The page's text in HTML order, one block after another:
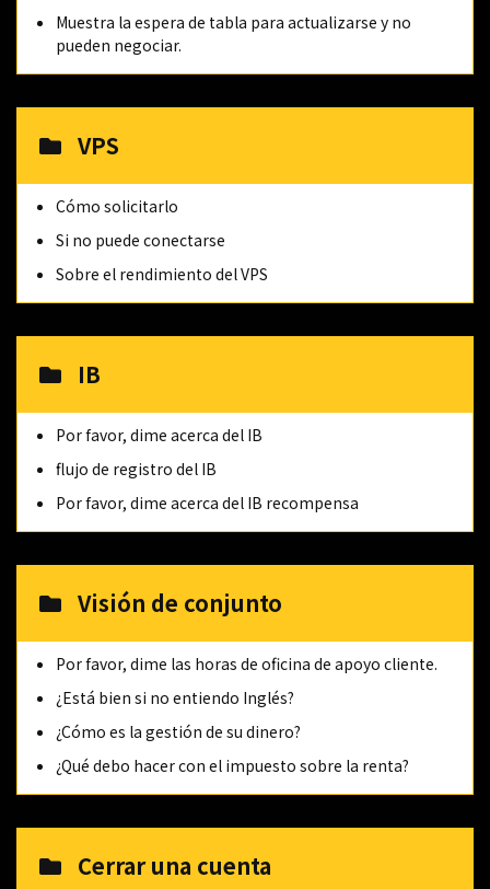
Muestra la espera de tabla para actualizarse y no
pueden negociar.
VPS
Cómo solicitarlo
Si no puede conectarse
Sobre el rendimiento del VPS
IB
Por favor, dime acerca del IB
flujo de registro del IB
Por favor, dime acerca del IB recompensa
Visión de conjunto
Por favor, dime las horas de oficina de apoyo cliente.
¿Está bien si no entiendo Inglés?
¿Cómo es la gestión de su dinero?
¿Qué debo hacer con el impuesto sobre la renta?
Cerrar una cuenta